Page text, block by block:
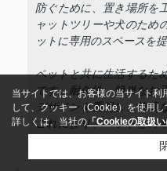
防ぐために、置き場所を
ャットツリーや犬のため
ットに専用のスペースを
ペットと共に生活するた
です。耐久性、簡単なお
デザインを重視し、快適
これにより、ペットとの
当サイトでは、お客様の当サイト利
して、クッキー（Cookie）を使用
詳しくは、当社の「Cookieの取扱